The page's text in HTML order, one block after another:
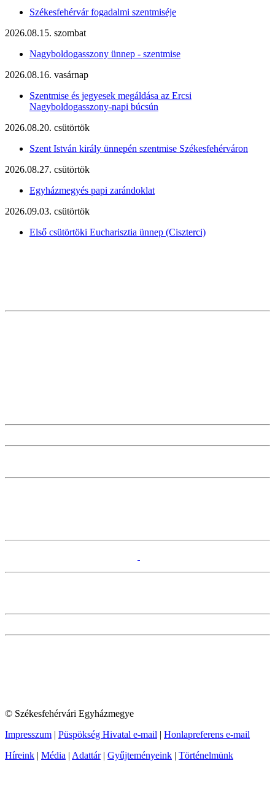
Székesfehérvár fogadalmi szentmiséje
2026.08.15. szombat
Nagyboldogasszony ünnep - szentmise
2026.08.16. vasárnap
Szentmise és jegyesek megáldása az Ercsi
Nagyboldogasszony-napi búcsún
2026.08.20. csütörtök
Szent István király ünnepén szentmise Székesfehérváron
2026.08.27. csütörtök
Egyházmegyés papi zarándoklat
2026.09.03. csütörtök
Első csütörtöki Eucharisztia ünnep (Ciszterci)
© Székesfehérvári Egyházmegye
Impresszum | Püspökség Hivatal e-mail | Honlapreferens e-mail
Híreink | Média | Adattár| Gyűjteményeink | Történelmünk